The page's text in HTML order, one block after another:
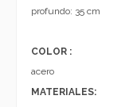
profundo: 35 cm
COLOR :
acero
MATERIALES: